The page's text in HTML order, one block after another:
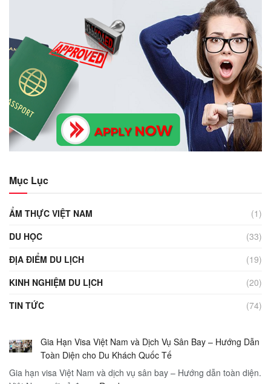
Mục Lục
ẨM THỰC VIỆT NAM
(1)
DU HỌC
(33)
ĐỊA ĐIỂM DU LỊCH
(19)
KINH NGHIỆM DU LỊCH
(20)
TIN TỨC
(74)
Gia Hạn Visa Việt Nam và Dịch Vụ Sân Bay – Hướng Dẫn
Toàn Diện cho Du Khách Quốc Tế
Gia hạn visa Việt Nam và dịch vụ sân bay – Hướng dẫn toàn diện.